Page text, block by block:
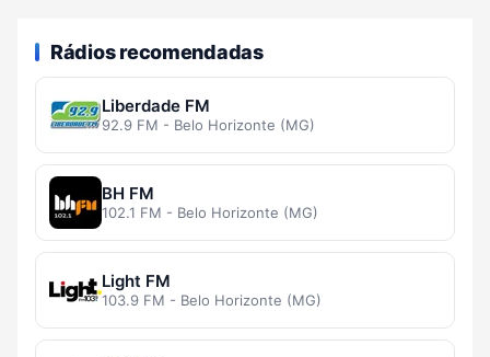
Rádios recomendadas
Liberdade FM
92.9 FM - Belo Horizonte (MG)
BH FM
102.1 FM - Belo Horizonte (MG)
Light FM
103.9 FM - Belo Horizonte (MG)